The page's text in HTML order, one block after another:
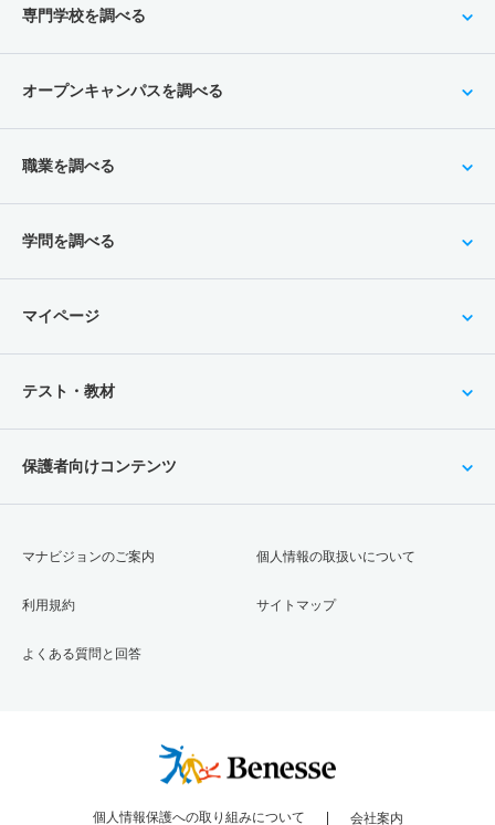
専門学校を調べる
オープンキャンパスを調べる
職業を調べる
学問を調べる
マイページ
テスト・教材
保護者向けコンテンツ
マナビジョンのご案内
利用規約
よくある質問と回答
個人情報の取扱いについて
サイトマップ
個人情報保護への取り組みについて 会社案内